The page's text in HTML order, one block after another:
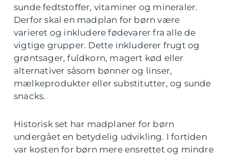
sunde fedtstoffer, vitaminer og mineraler.
Derfor skal en madplan for børn være
varieret og inkludere fødevarer fra alle de
vigtige grupper. Dette inkluderer frugt og
grøntsager, fuldkorn, magert kød eller
alternativer såsom bønner og linser,
mælkeprodukter eller substitutter, og sunde
snacks.
Historisk set har madplaner for børn
undergået en betydelig udvikling. I fortiden
var kosten for børn mere ensrettet og mindre